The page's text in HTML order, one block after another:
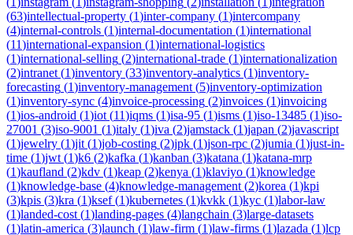
(63)intellectual-property (1)inter-company (1)intercompany
(4)internal-controls (1)internal-documentation (1)international
(11)international-expansion (1)international-logistics
(1)international-selling (2)international-trade (1)internationalization
(2)intranet (1)inventory (33)inventory-analytics (1)inventory-
forecasting (1)inventory-management (5)inventory-optimization
(1)inventory-sync (4)invoice-processing (2)invoices (1)invoicing
(1)ios-android (1)iot (11)iqms (1)isa-95 (1)isms (1)iso-13485 (1)iso-
27001 (3)iso-9001 (1)italy (1)iva (2)jamstack (1)japan (2)javascript
(1)jewelry (1)jit (1)job-costing (2)jpk (1)json-rpc (2)jumia (1)just-in-
time (1)jwt (1)k6 (2)kafka (1)kanban (3)katana (1)katana-mrp
(1)kaufland (2)kdv (1)keap (2)kenya (1)klaviyo (1)knowledge
(1)knowledge-base (4)knowledge-management (2)korea (1)kpi
(3)kpis (3)kra (1)ksef(1)kubernetes (1)kvkk (1)kyc (1)labor-law
(1)landed-cost (1)landing-pages (4)langchain (3)large-datasets
(1)latin-america (3)launch (1)law-firm (1)law-firms (1)lazada (1)lcp